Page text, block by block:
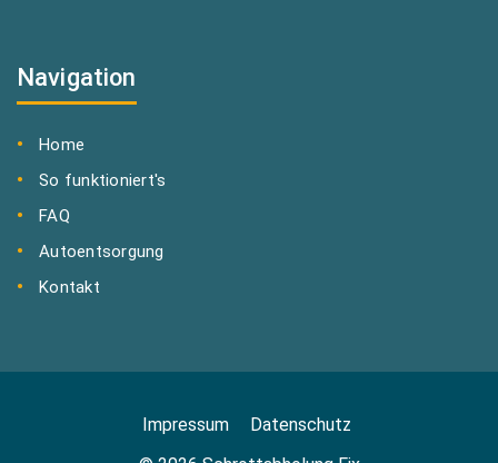
Navigation
Home
So funktioniert's
FAQ
Autoentsorgung
Kontakt
Impressum Datenschutz